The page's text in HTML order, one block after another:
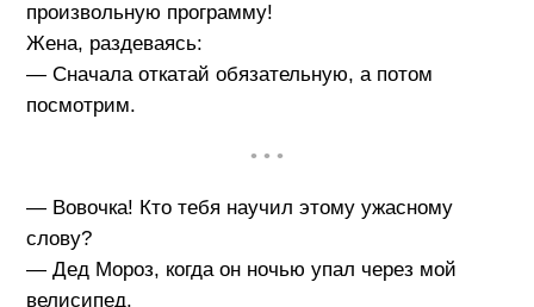
произвольную программу!
Жена, раздеваясь:
— Сначала откатай обязательную, а потом
посмотрим.
• • •
— Вовочка! Кто тебя научил этому ужасному
слову?
— Дед Мороз, когда он ночью упал через мой
велисипед.